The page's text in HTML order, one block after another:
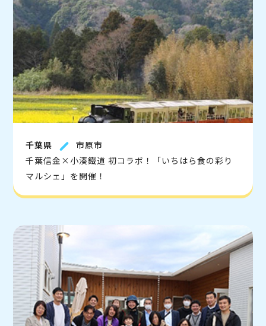
千葉県
市原市
千葉信金×小湊鐵道 初コラボ！「いちはら食の彩り
マルシェ」を開催！